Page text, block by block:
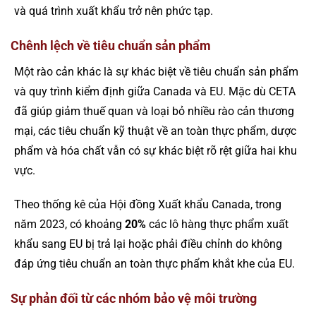
và quá trình xuất khẩu trở nên phức tạp.
Chênh lệch về tiêu chuẩn sản phẩm
Một rào cản khác là sự khác biệt về tiêu chuẩn sản phẩm
và quy trình kiểm định giữa Canada và EU. Mặc dù CETA
đã giúp giảm thuế quan và loại bỏ nhiều rào cản thương
mại, các tiêu chuẩn kỹ thuật về an toàn thực phẩm, dược
phẩm và hóa chất vẫn có sự khác biệt rõ rệt giữa hai khu
vực.
Theo thống kê của Hội đồng Xuất khẩu Canada, trong
năm 2023, có khoảng 20% các lô hàng thực phẩm xuất
khẩu sang EU bị trả lại hoặc phải điều chỉnh do không
đáp ứng tiêu chuẩn an toàn thực phẩm khắt khe của EU.
Sự phản đối từ các nhóm bảo vệ môi trường